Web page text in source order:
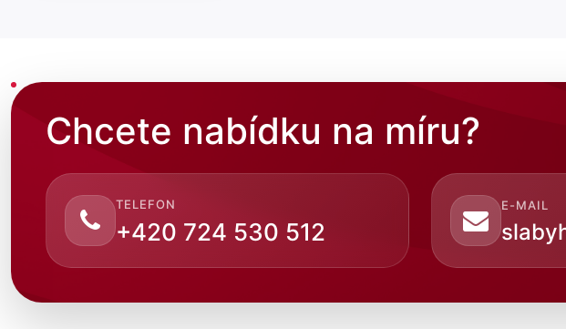
Chcete nabídku na míru?
TELEFON
+420 724 530 512
E-MAIL